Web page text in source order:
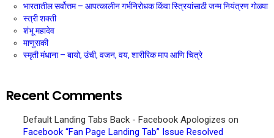
भारतातील सर्वोत्तम – आपत्कालीन गर्भनिरोधक किंवा स्त्रियांसाठी जन्म नियंत्रण गोळ्या
स्त्री शक्ती
शंभू महादेव
माणुसकी
स्मृती मंधाना – बायो, उंची, वजन, वय, शारीरिक माप आणि चित्रे
Recent Comments
Default Landing Tabs Back - Facebook Apologizes on
Facebook “Fan Page Landing Tab” Issue Resolved